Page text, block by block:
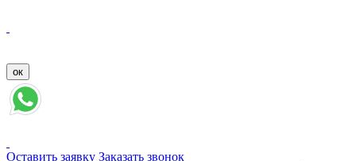
Оставить заявку Заказать звонок